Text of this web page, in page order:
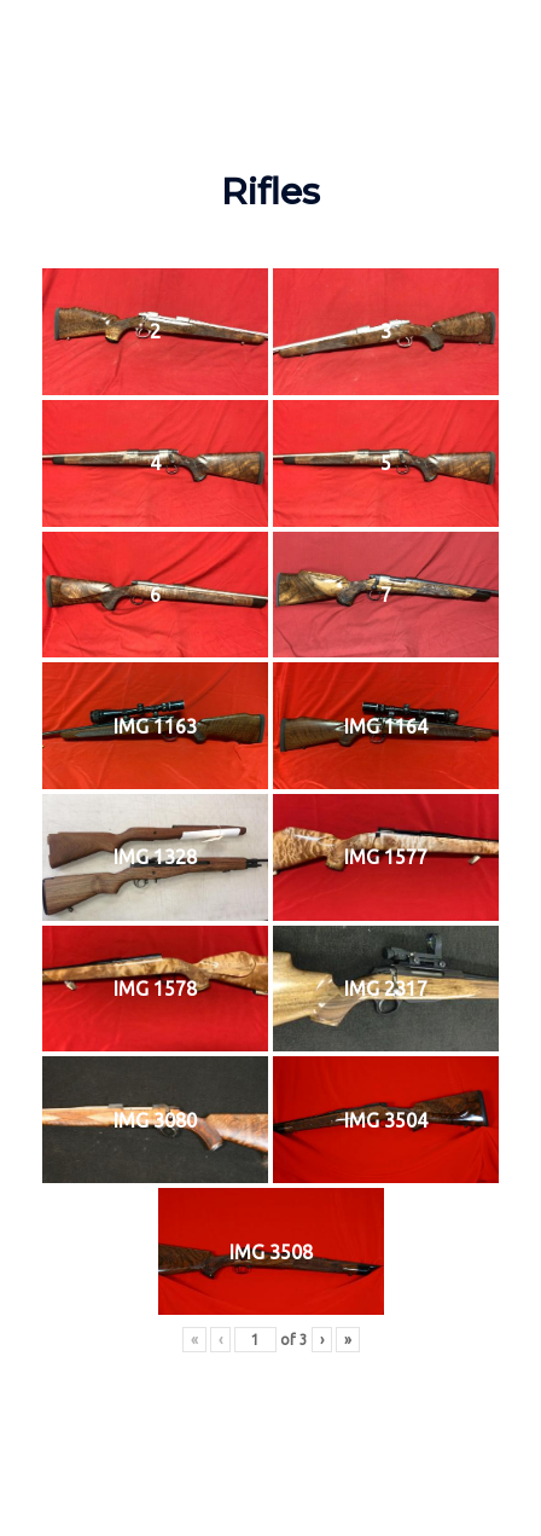
Rifles
2 3
4 5
6 7
IMG 1163 IMG 1164
IMG 1328 IMG 1577
IMG 1578 IMG 2317
IMG 3080 IMG 3504
IMG 3508
« ‹ of 3 › »